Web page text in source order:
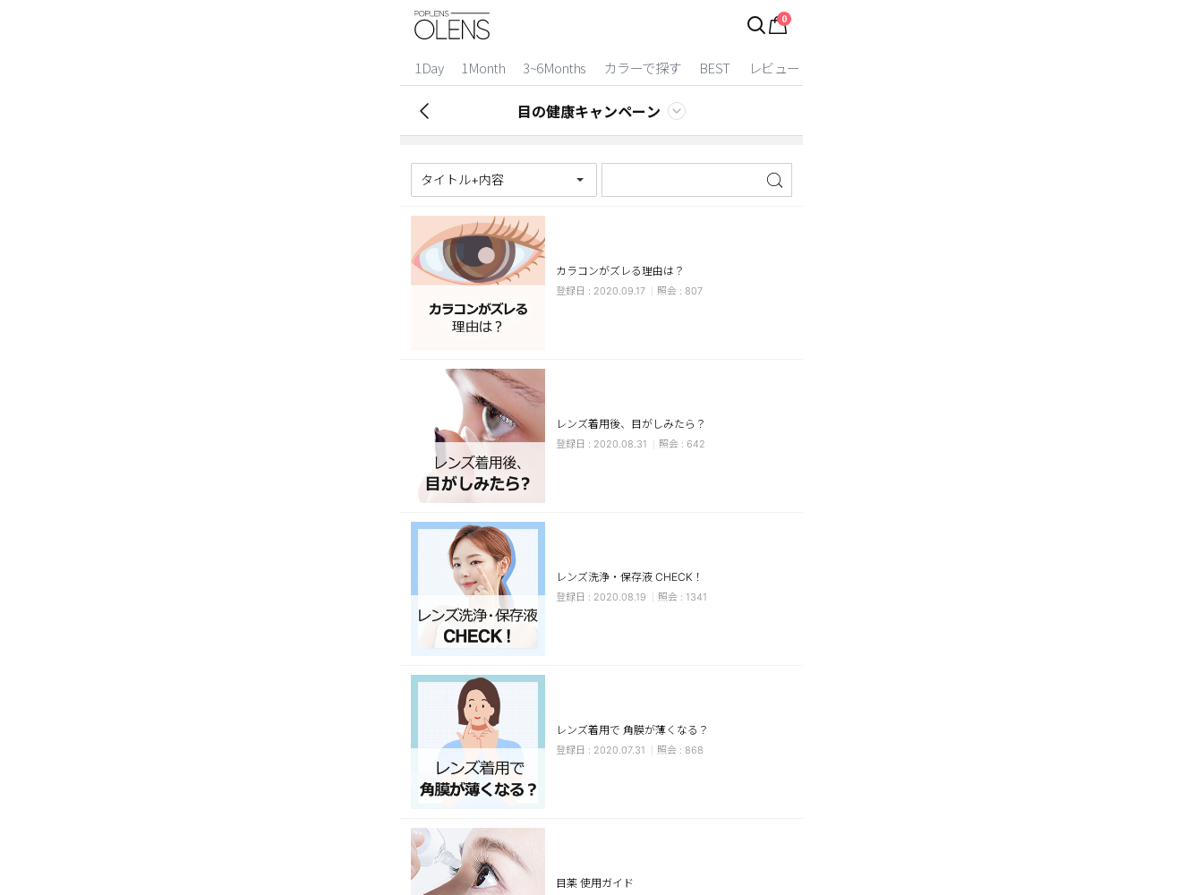
0
1Day 1Month 3~6Months カラーで探す BEST レビュー
2 Weeks
3~6 Months
チョコ
ブラック
グリーン
ピンク
乱視用
目の健康キャンペーン
タイトル+内容
カラコンがズレる理由は？
2020.09.17 807
レンズ着用後、目がしみたら？
2020.08.31 642
レンズ洗浄・保存液 CHECK！
2020.08.19 1341
レンズ着用で 角膜が薄くなる？
2020.07.31 868
目薬 使用ガイド